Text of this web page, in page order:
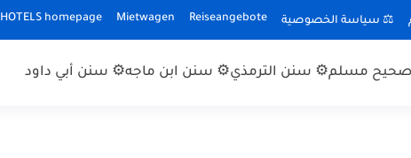
⚖ سياسة الخصوصية Reiseangebote
Mietwagen
HOTELS homepage
مسلم⚙ سنن الترمذي⚙ سنن ابن ماجه⚙ سنن أبي داود